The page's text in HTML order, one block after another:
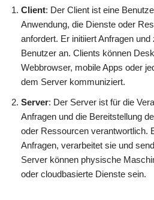
Client: Der Client ist eine
Anwendung, die Dienste oder
anfordert. Er initiiert Anfragen
Benutzer an. Clients können
Webbrowser, mobile Apps oder
dem Server kommuniziert.
Server: Der Server ist für die
Anfragen und die Bereitstellung
oder Ressourcen verantwortlich.
Anfragen, verarbeitet sie und
Server können physische
oder cloudbasierte Dienste sein.